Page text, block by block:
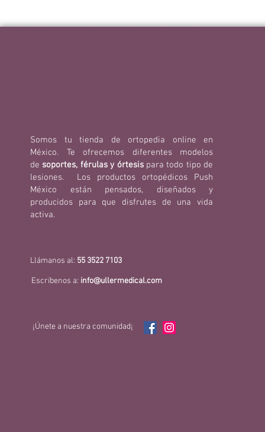
Somos tu tienda de ortopedia online en
México. Te ofrecemos diferentes modelos
de soportes, férulas y órtesispara todo tipo de
lesiones. Los productos ortopédicos Push
México están pensados, diseñados y
producidos para que disfrutes de una vida
activa.
Llámanos al: 55 3522 7103
Escríbenos a: info@ullermedical.com
¡Únete a nuestra comunidad¡